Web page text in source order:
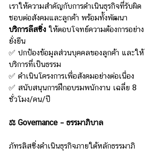
เราให้ความสำคัญกับการดำเนินธุรกิจที่รับผิด
ชอบต่อสังคมและลูกค้า พร้อมทั้งพัฒนา
บริการลีสซิ่ง ให้ตอบโจทย์ความต้องการอย่าง
ยั่งยืน
✅ ปกป้องข้อมูลส่วนบุคคลของลูกค้า และให้
บริการที่เป็นธรรม
✅ ดำเนินโครงการเพื่อสังคมอย่างต่อเนื่อง
✅ สนับสนุนการฝึกอบรมพนักงาน เฉลี่ย 8
ชั่วโมง/คน/ปี
⚖️ Governance – ธรรมาภิบาล
ภัทรลิสซิ่งดำเนินธุรกิจภายใต้หลักธรรมาภิ